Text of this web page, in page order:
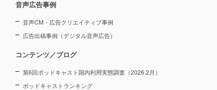
音声広告事例
音声CM・広告クリエイティブ事例
広告出稿事例（デジタル音声広告）
コンテンツ／ブログ
第6回ポッドキャスト国内利用実態調査（2026.2月）
ポッドキャストランキング